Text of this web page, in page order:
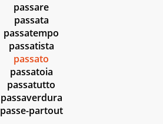
passare
passata
passatempo
passatista
passato
passatoia
passatutto
passaverdura
passe-partout